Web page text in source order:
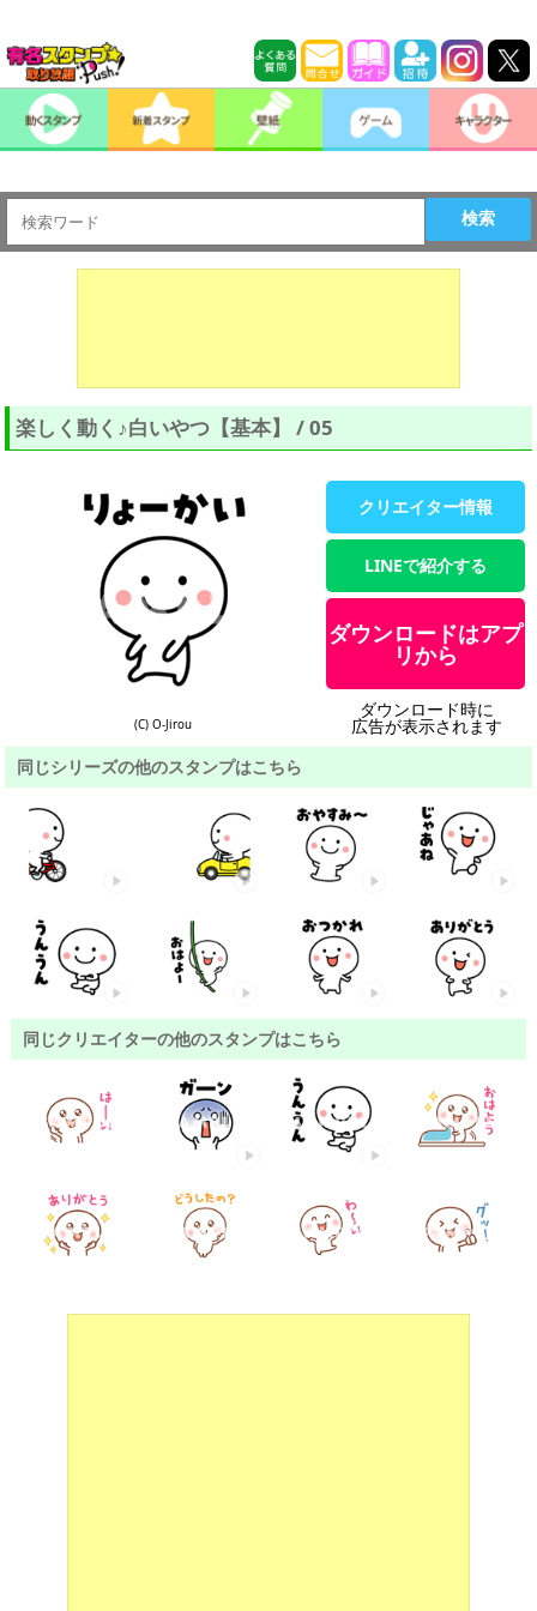
検索
楽しく動く♪白いやつ【基本】 / 05
(C) O-Jirou
クリエイター情報
LINEで紹介する
ダウンロードはアプ
リから
ダウンロード時に
広告が表示されます
同じシリーズの他のスタンプはこちら
同じクリエイターの他のスタンプはこちら